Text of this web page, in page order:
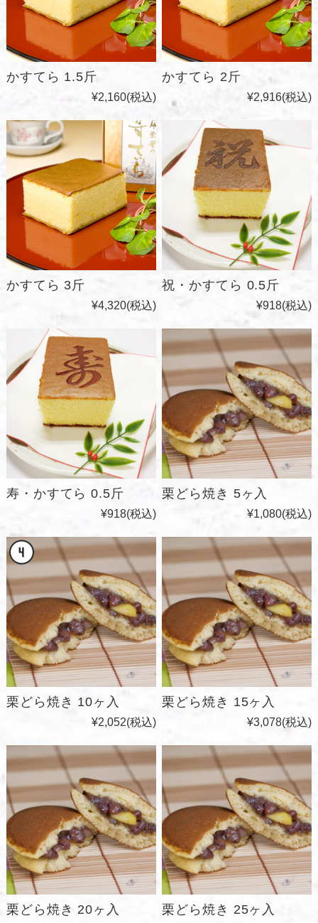
かすてら 1.5斤
¥2,160(税込)
かすてら 2斤
¥2,916(税込)
かすてら 3斤
¥4,320(税込)
祝・かすてら 0.5斤
¥918(税込)
寿・かすてら 0.5斤
¥918(税込)
栗どら焼き 5ヶ入
¥1,080(税込)
栗どら焼き 10ヶ入
¥2,052(税込)
栗どら焼き 15ヶ入
¥3,078(税込)
栗どら焼き 20ヶ入 栗どら焼き 25ヶ入